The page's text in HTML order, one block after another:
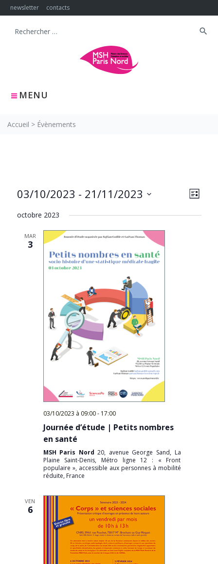
Skip
to
newsletter contacts
MENU
Search
search
Accueil > Évènements
PAR
de
vues
LISTE
03/10/2023 - 21/11/2023
une
octobre 2023
MAR
3
03/10/2023 à 09:00- 17:00
Journée d’étude | Petits nombres
en santé
MSH Paris Nord20, avenue George Sand, La
Plaine Saint-Denis, Métro ligne 12 : « Front
populaire », accessible aux personnes à mobilité
réduite, France
VEN
6